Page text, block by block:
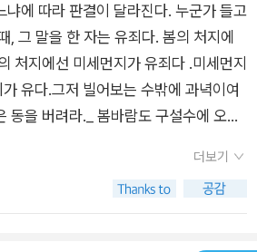
하기로 했다. 작은 신비가 숨어 있는 아
과가 알려주었다. 내 평생은 모월모일
할 때 고양이는 여러 겹의 외투를 입는
러낸다. 슬쩍 몸을 부비고, 눈을 깜빡이
암시한다. ‘비유와 상징‘에 능한 고양이
지 모르겠다. 그들은 느슨함과 무심함을
- 392020. mar.
냐에 따라 판결이 달라진다. 누군가 들고
, 그 말을 한 자는 유죄다. 봄의 처지에
처지에선 미세먼지가 유죄다 .미세먼지
유다.그저 빌어보는 수밖에 과녁이여
동을 버려라._ 봄바람도 구설수에 오를
더보기